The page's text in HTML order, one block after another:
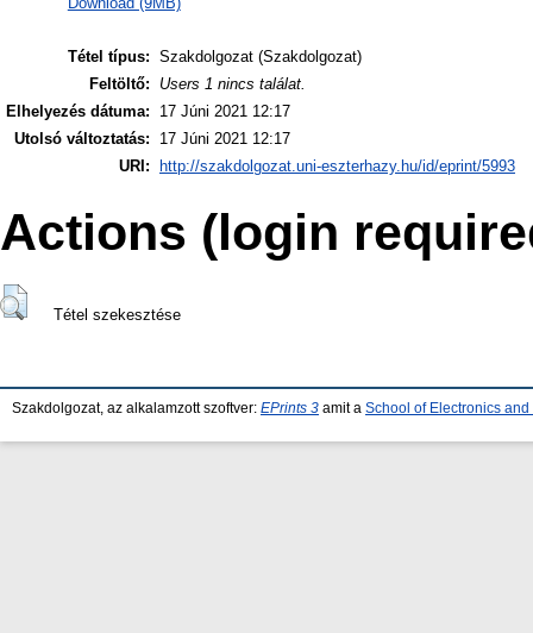
Tétel típus: Szakdolgozat (Szakdolgozat)
Feltöltő:
Users 1 nincs találat.
Elhelyezés dátuma:
17 Júni 2021 12:17
Utolsó változtatás:
17 Júni 2021 12:17
URI:
http://szakdolgozat.uni-eszterhazy.hu/id/eprint/5993
Actions (login
Tétel szekesztése
Szakdolgozat, az alkalamzott szoftver: EPrints 3 amit a School of Electronics